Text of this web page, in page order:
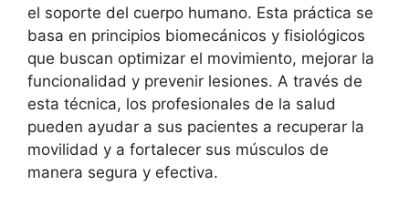
el soporte del cuerpo humano. Esta práctica se
basa en principios biomecánicos y fisiológicos
que buscan optimizar el movimiento, mejorar la
funcionalidad y prevenir lesiones. A través de
esta técnica, los profesionales de la salud
pueden ayudar a sus pacientes a recuperar la
movilidad y a fortalecer sus músculos de
manera segura y efectiva.